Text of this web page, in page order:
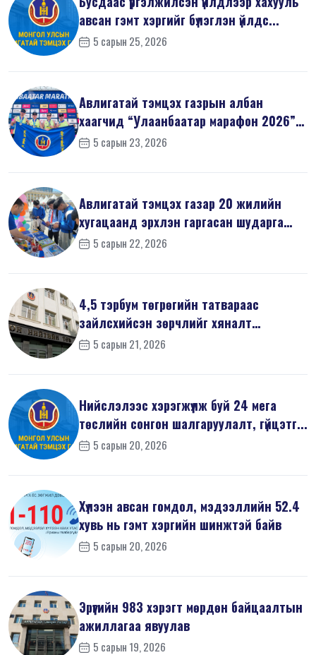
авсан гэмт хэргийг бүлэглэн үйлдс...
5 сарын 25, 2026
Авлигатай тэмцэх газрын албан
хаагчид “Улаанбаатар марафон 2026”-
д оро...
5 сарын 23, 2026
Авлигатай тэмцэх газар 20 жилийн
хугацаанд эрхлэн гаргасан шударга
ёсн...5 сарын 22, 2026
4,5 тэрбум төгрөгийн татвараас
зайлсхийсэн зөрчлийг хяналт
шалгалтаар ...
5 сарын 21, 2026
Нийслэлээс хэрэгжүүлж буй 24 мега
төслийн сонгон шалгаруулалт, гүйцэтг...
5 сарын 20, 2026
Хүлээн авсан гомдол, мэдээллийн 52.4
хувь нь гэмт хэргийн шинжтэй байв
5 сарын 20, 2026
Эрүүгийн 983 хэрэгт мөрдөн байцаалтын
ажиллагаа явуулав
5 сарын 19, 2026